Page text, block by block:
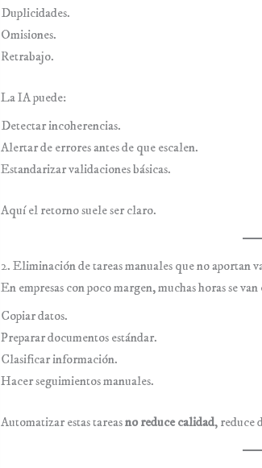
Duplicidades.
Omisiones.
Retrabajo.
La IA puede:
Detectar incoherencias.
Alertar de errores antes de que escalen.
Estandarizar validaciones básicas.
Aquí el retorno suele ser claro.
2. Eliminación de tareas manuales que no aportan
En empresas con poco margen, muchas horas se van
Copiar datos.
Preparar documentos estándar.
Clasificar información.
Hacer seguimientos manuales.
Automatizar estas tareasno reduce calidad, reduce